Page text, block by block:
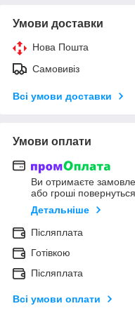
Умови доставки
Нова Пошта
Самовивіз
Всі умови доставки
Умови оплати
Ви отримаєте
або гроші
Детальніше
Післяплата
Готівкою
Післяплата
Всі умови оплати